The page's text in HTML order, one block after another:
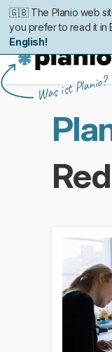
🇬🇧 The Planio web
you prefer to read it in
English!
🇩🇪 Die Planio-
Möchten Sie lieber
Deutsch wechseln!
🇯🇵 Planioのwebサイト
本語での表示がお好み
🇫🇷 Ce site web est
vous le lire en français
française !
Was ist Planio?
Planio